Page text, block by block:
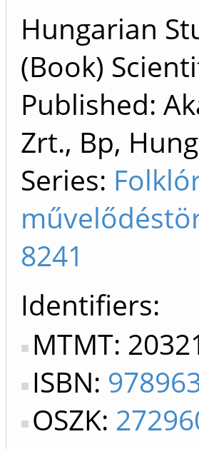
Hungarian
(Book)
Published:
Zrt., Bp,
Series:
8241
Identifiers
MTMT:
ISBN:
OSZK: